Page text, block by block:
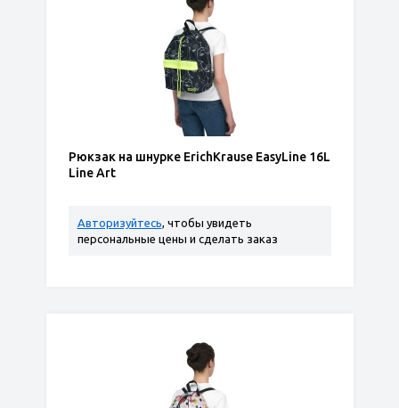
Рюкзак на шнурке ErichKrause EasyLine 16L
Line Art
Авторизуйтесь, чтобы увидеть
персональные цены и сделать заказ